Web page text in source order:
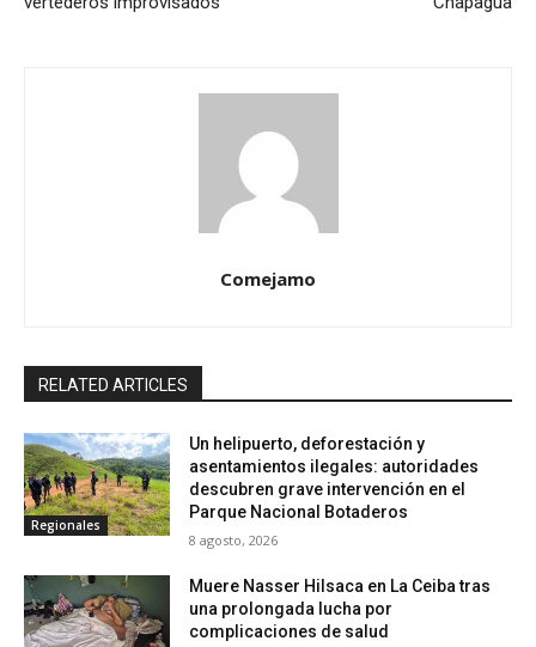
Comejamo
RELATED ARTICLES
Regionales
Un helipuerto, deforestación y
asentamientos ilegales: autoridades
descubren grave intervención en el
Parque Nacional Botaderos
8 agosto, 2026
Muere Nasser Hilsaca en La Ceiba tras
una prolongada lucha por
complicaciones de salud